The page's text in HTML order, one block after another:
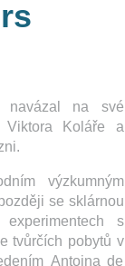
navázal na své
Viktora Koláře a
výzkumným
se sklárnou
s
tvůrčích pobytů v
Antoina de